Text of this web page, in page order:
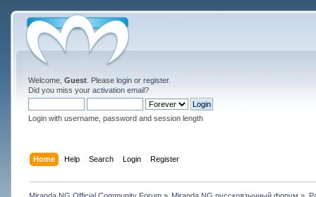
Welcome, Guest. Please loginor register.
Did you miss your activation email?
Login with username, password and session length
Home Help Search Login Register